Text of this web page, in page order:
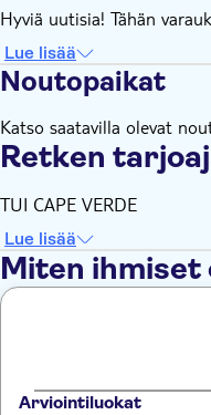
Hyviä uutisia! Tähän
Lue lisää
Noutopaikat
Katso saatavilla olevat
Retken
TUI CAPE VERDE
Lue lisää
Miten ihmiset
Arviointiluokat